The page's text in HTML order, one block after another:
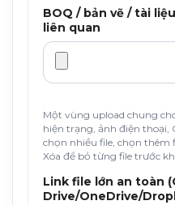
BOQ / bản vẽ / tài
liên quan
Một vùng upload chung
hiện trạng, ảnh điện thoại,
chọn nhiều file, chọn thêm
Xóa để bỏ từng file trước
Link file lớn an toàn
Drive/OneDrive/